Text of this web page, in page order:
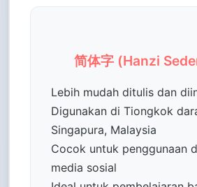
简体字 (Hanzi
Lebih mudah ditulis dan
Digunakan di Tiongkok
Singapura, Malaysia
Cocok untuk penggunaan
media sosial